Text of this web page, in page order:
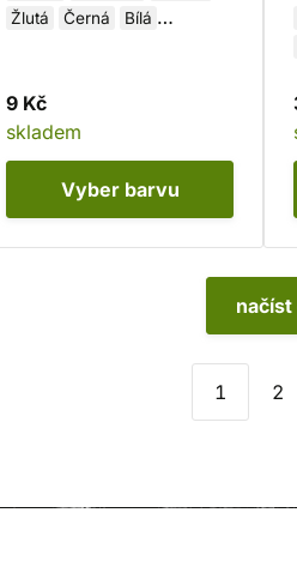
Žlutá
Černá
Bílá
9 Kč
skladem
Vyber barvu
načíst
1 2